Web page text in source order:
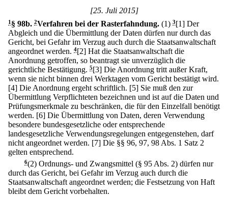
[25. Juli 2015]
1 § 98b. 2Verfahren bei der Rasterfahndung. (1) 3[1] Der
Abgleich und die Übermittlung der Daten dürfen nur durch das
Gericht, bei Gefahr im Verzug auch durch die Staatsanwaltschaft
angeordnet werden. 4[2] Hat die Staatsanwaltschaft die
Anordnung getroffen, so beantragt sie unverzüglich die
gerichtliche Bestätigung. 5[3] Die Anordnung tritt außer Kraft,
wenn sie nicht binnen drei Werktagen vom Gericht bestätigt wird.
[4] Die Anordnung ergeht schriftlich. [5] Sie muß den zur
Übermittlung Verpflichteten bezeichnen und ist auf die Daten und
Prüfungsmerkmale zu beschränken, die für den Einzelfall benötigt
werden. [6] Die Übermittlung von Daten, deren Verwendung
besondere bundesgesetzliche oder entsprechende
landesgesetzliche Verwendungsregelungen entgegenstehen, darf
nicht angeordnet werden. [7] Die §§ 96, 97, 98 Abs. 1 Satz 2
gelten entsprechend.
6(2) Ordnungs- und Zwangsmittel (§ 95 Abs. 2) dürfen nur
durch das Gericht, bei Gefahr im Verzug auch durch die
Staatsanwaltschaft angeordnet werden; die Festsetzung von Haft
bleibt dem Gericht vorbehalten.